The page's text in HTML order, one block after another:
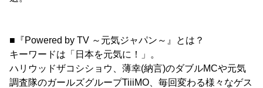
■『Powered by TV ～元気ジャパン～』とは？
キーワードは「日本を元気に！」。
ハリウッドザコシショウ、薄幸(納言)のダブルMCや元気
調査隊のガールズグループTiiiMO、毎回変わる様々なゲス